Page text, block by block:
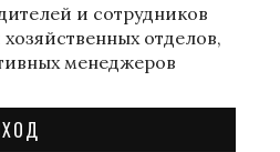
и сотрудников
отделов,
менеджеров